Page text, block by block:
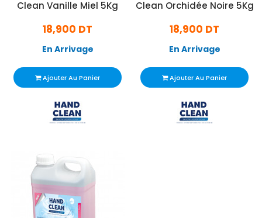
Clean Vanille Miel 5Kg
18,900 DT
En Arrivage
Ajouter Au Panier
Clean Orchidée Noire 5Kg
18,900 DT
En Arrivage
Ajouter Au Panier